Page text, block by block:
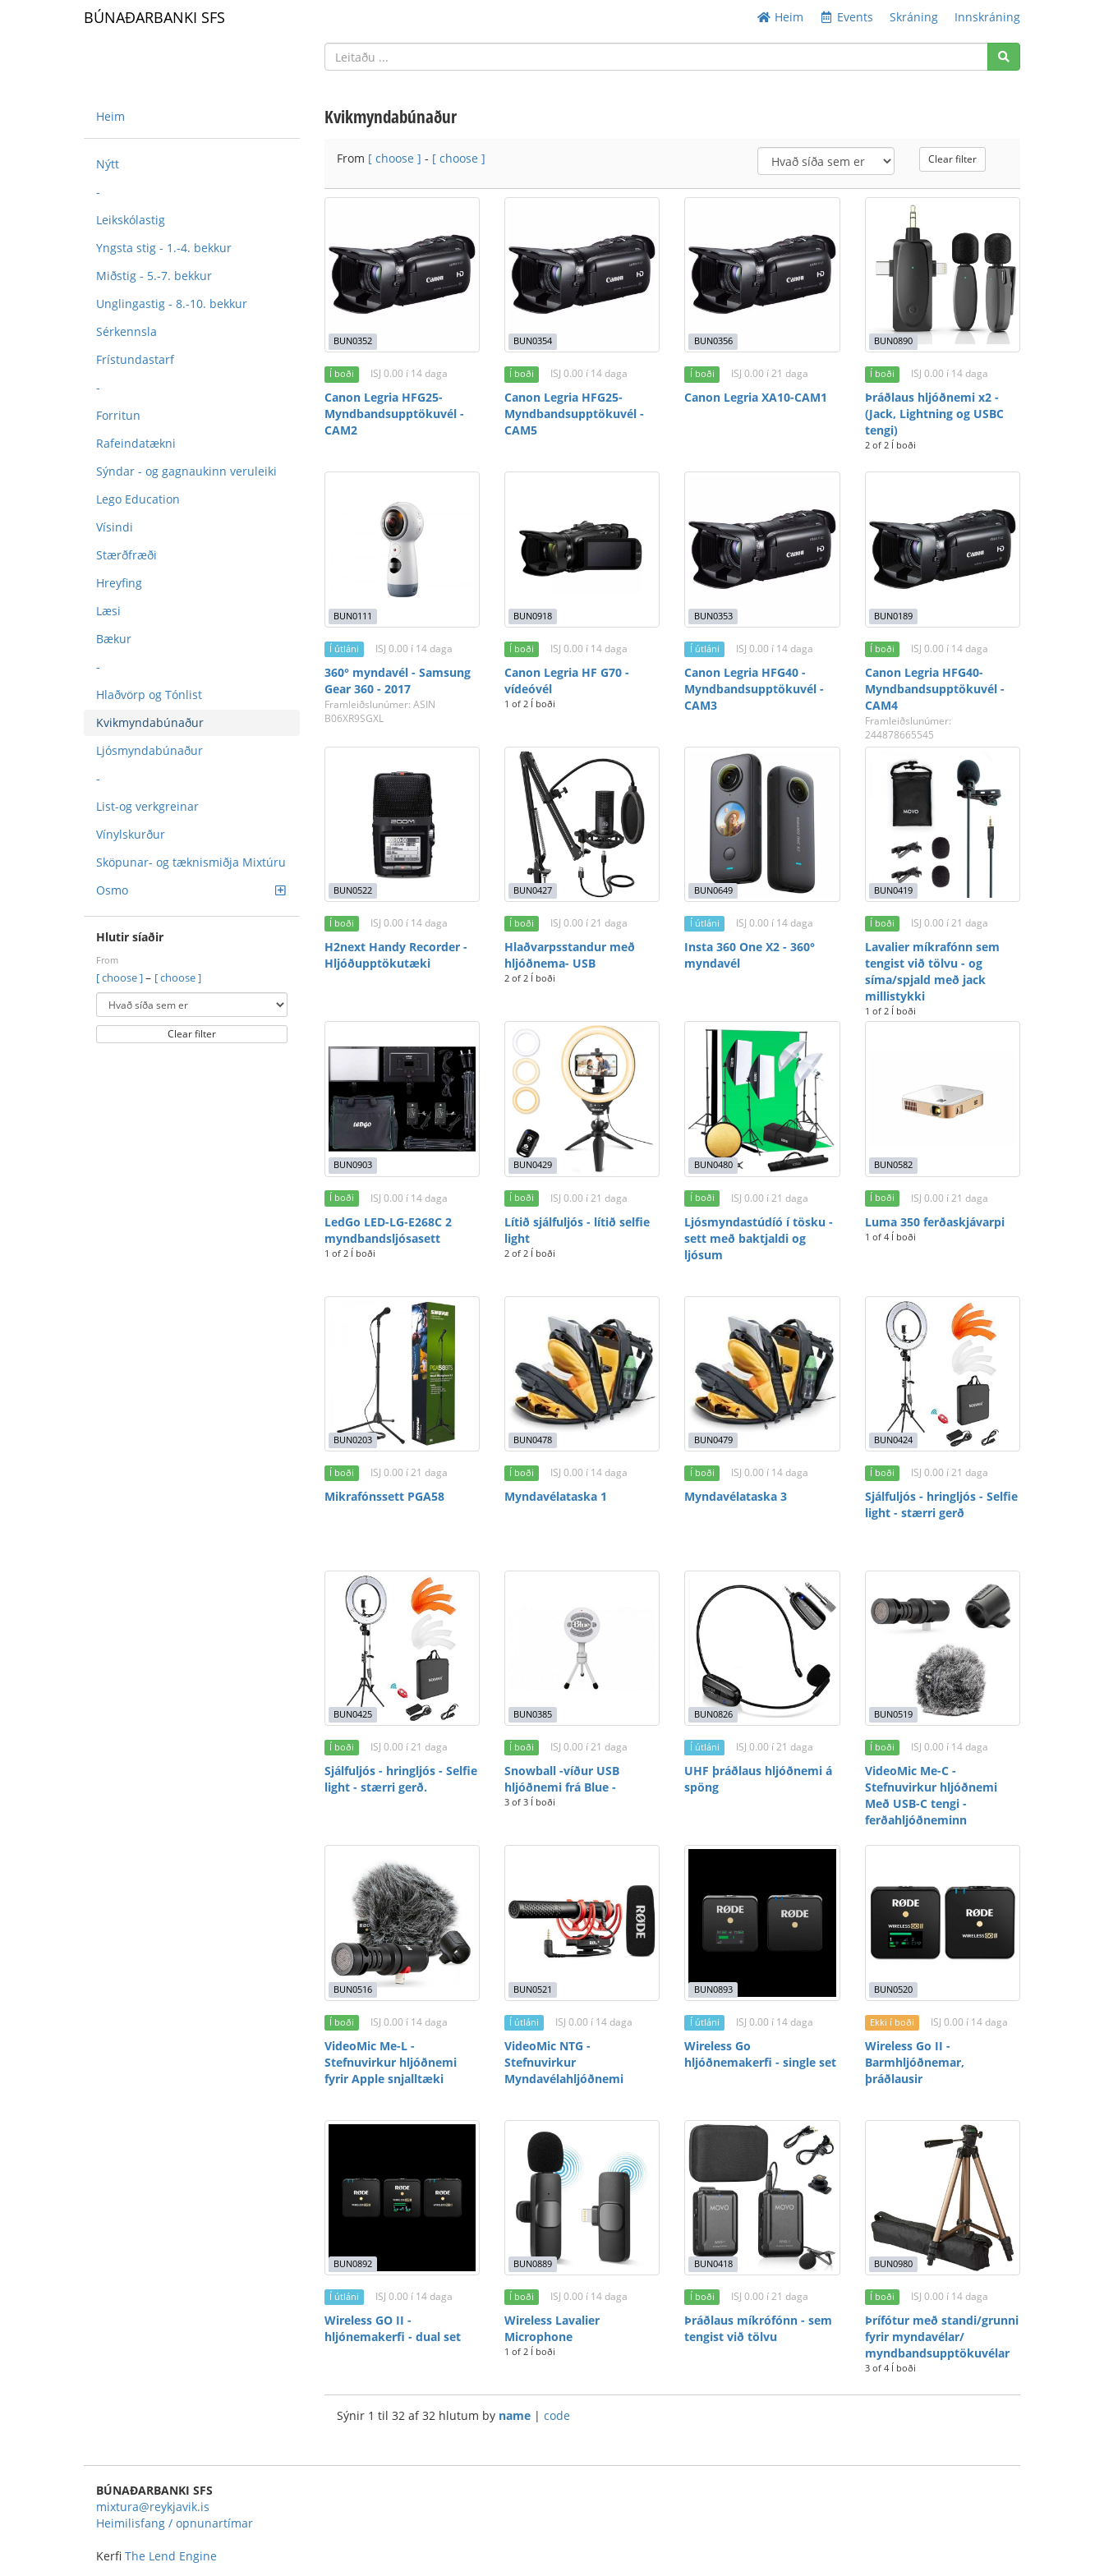
BÚNAÐARBANKI SFS Heim Events Skráning Innskráning
Heim
Nýtt
-
Leikskólastig
Yngsta stig - 1.-4. bekkur
Miðstig - 5.-7. bekkur
Unglingastig - 8.-10. bekkur
Sérkennsla
Frístundastarf
-
Forritun
Rafeindatækni
Sýndar - og gagnaukinn veruleiki
Lego Education
Vísindi
Stærðfræði
Hreyfing
Læsi
Bækur
-
Hlaðvörp og Tónlist
Kvikmyndabúnaður
Ljósmyndabúnaður
-
List-og verkgreinar
Vínylskurður
Sköpunar- og tæknismiðja Mixtúru
Osmo
Hlutir síaðir
From
[ choose ]– [ choose ]
Clear filter
Kvikmyndabúnaður
From [ choose ] - [ choose ] Clear filter
BUN0352
Í boði ISJ 0.00 í 14 daga
Canon Legria HFG25-
Myndbandsupptökuvél -
CAM2
BUN0354
Í boði ISJ 0.00 í 14 daga
Canon Legria HFG25-
Myndbandsupptökuvél -
CAM5
BUN0356
Í boði ISJ 0.00 í 21 daga
Canon Legria XA10-CAM1
BUN0890
Í boði ISJ 0.00 í 14 daga
Þráðlaus hljóðnemi x2 -
(Jack, Lightning og USBC
tengi)
2 of 2 Í boði
BUN0111
Í útláni ISJ 0.00 í 14 daga
360° myndavél - Samsung
Gear 360 - 2017
Framleiðslunúmer: ASIN
B06XR9SGXL
BUN0918
Í boði ISJ 0.00 í 14 daga
Canon Legria HF G70 -
vídeóvél
1 of 2 Í boði
BUN0353
Í útláni ISJ 0.00 í 14 daga
Canon Legria HFG40 -
Myndbandsupptökuvél -
CAM3
BUN0189
Í boði ISJ 0.00 í 14 daga
Canon Legria HFG40-
Myndbandsupptökuvél -
CAM4
Framleiðslunúmer:
244878665545
BUN0522
Í boði ISJ 0.00 í 14 daga
H2next Handy Recorder -
Hljóðupptökutæki
BUN0427
Í boði ISJ 0.00 í 21 daga
Hlaðvarpsstandur með
hljóðnema- USB
2 of 2 Í boði
BUN0649
Í útláni ISJ 0.00 í 14 daga
Insta 360 One X2 - 360°
myndavél
BUN0419
Í boði ISJ 0.00 í 21 daga
Lavalier míkrafónn sem
tengist við tölvu - og
síma/spjald með jack
millistykki
1 of 2 Í boði
BUN0903
Í boði ISJ 0.00 í 14 daga
LedGo LED-LG-E268C 2
myndbandsljósasett
1 of 2 Í boði
BUN0429
Í boði ISJ 0.00 í 21 daga
Lítið sjálfuljós - lítið selfie
light
2 of 2 Í boði
BUN0480
Í boði ISJ 0.00 í 21 daga
Ljósmyndastúdíó í tösku -
sett með baktjaldi og
ljósum
BUN0582
Í boði ISJ 0.00 í 21 daga
Luma 350 ferðaskjávarpi
1 of 4 Í boði
BUN0203
Í boði ISJ 0.00 í 21 daga
Mikrafónssett PGA58
BUN0478
Í boði ISJ 0.00 í 14 daga
Myndavélataska 1
BUN0479
Í boði ISJ 0.00 í 14 daga
Myndavélataska 3
BUN0424
Í boði ISJ 0.00 í 21 daga
Sjálfuljós - hringljós - Selfie
light - stærri gerð
BUN0425
Í boði ISJ 0.00 í 21 daga
Sjálfuljós - hringljós - Selfie
light - stærri gerð.
BUN0385
Í boði ISJ 0.00 í 21 daga
Snowball -víður USB
hljóðnemi frá Blue -
3 of 3 Í boði
BUN0826
Í útláni ISJ 0.00 í 21 daga
UHF þráðlaus hljóðnemi á
spöng
BUN0519
Í boði ISJ 0.00 í 14 daga
VideoMic Me-C -
Stefnuvirkur hljóðnemi
Með USB-C tengi -
ferðahljóðneminn
BUN0516
Í boði ISJ 0.00 í 14 daga
VideoMic Me-L -
Stefnuvirkur hljóðnemi
fyrir Apple snjalltæki
BUN0521
Í útláni ISJ 0.00 í 14 daga
VideoMic NTG -
Stefnuvirkur
Myndavélahljóðnemi
BUN0893
Í útláni ISJ 0.00 í 14 daga
Wireless Go
hljóðnemakerfi - single set
BUN0520
Ekki í boði ISJ 0.00 í 14 daga
Wireless Go II -
Barmhljóðnemar,
þráðlausir
BUN0892
Í útláni ISJ 0.00 í 14 daga
Wireless GO II -
hljónemakerfi - dual set
BUN0889
Í boði ISJ 0.00 í 14 daga
Wireless Lavalier
Microphone
1 of 2 Í boði
BUN0418
Í boði ISJ 0.00 í 21 daga
Þráðlaus míkrófónn - sem
tengist við tölvu
BUN0980
Í boði ISJ 0.00 í 14 daga
Þrífótur með standi/grunni
fyrir myndavélar/
myndbandsupptökuvélar
3 of 4 Í boði
Sýnir 1 til 32 af 32 hlutum by name | code
BÚNAÐARBANKI SFS
mixtura@reykjavik.is
Heimilisfang / opnunartímar
Kerfi The Lend Engine